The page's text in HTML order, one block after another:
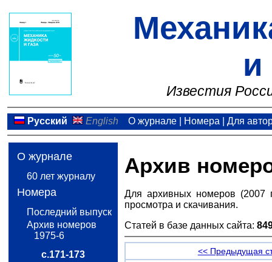
и
Известия
Русский English О журнале| Номера Для
О журнале
60 лет журналу
Номера
Последний выпуск
Архив номеров
1975-6
с.171-173
Архив
Для архивных номеров (2007
просмотра и скачивания.
Статей в базе данных сайта:
<< Предыдущая